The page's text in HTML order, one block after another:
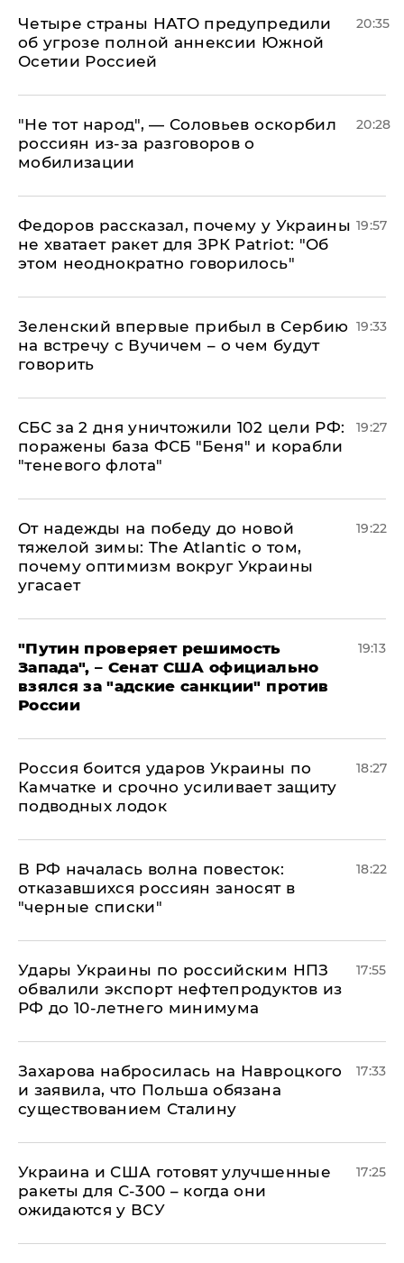
Четыре страны НАТО предупредили
об угрозе полной аннексии Южной
Осетии Россией
20:35
​"Не тот народ", — Соловьев оскорбил
россиян из-за разговоров о
мобилизации
20:28
Федоров рассказал, почему у Украины
не хватает ракет для ЗРК Patriot: "Об
этом неоднократно говорилось"
19:57
Зеленский впервые прибыл в Сербию
на встречу с Вучичем – о чем будут
говорить
19:33
СБС за 2 дня уничтожили 102 цели РФ:
поражены база ФСБ "Беня" и корабли
"теневого флота"
19:27
От надежды на победу до новой
тяжелой зимы: The Atlantic о том,
почему оптимизм вокруг Украины
угасает
19:22
"Путин проверяет решимость
Запада", – Сенат США официально
взялся за "адские санкции" против
России
19:13
Россия боится ударов Украины по
Камчатке и срочно усиливает защиту
подводных лодок
18:27
​В РФ началась волна повесток:
отказавшихся россиян заносят в
"черные списки"
18:22
Удары Украины по российским НПЗ
обвалили экспорт нефтепродуктов из
РФ до 10-летнего минимума
17:55
​Захарова набросилась на Навроцкого
и заявила, что Польша обязана
существованием Сталину
17:33
Украина и США готовят улучшенные
ракеты для С-300 – когда они
ожидаются у ВСУ
17:25